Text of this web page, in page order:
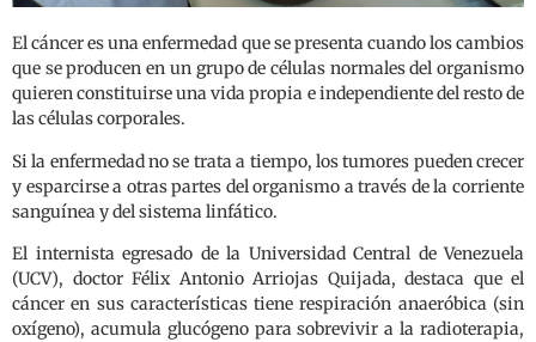
El cáncer es una enfermedad que se presenta cuando los cambios
que se producen en un grupo de células normales del organismo
quieren constituirse una vida propia e independiente del resto de
las células corporales.
Si la enfermedad no se trata a tiempo, los tumores pueden crecer
y esparcirse a otras partes del organismo a través de la corriente
sanguínea y del sistema linfático.
El internista egresado de la Universidad Central de Venezuela
(UCV), doctor Félix Antonio Arriojas Quijada, destaca que el
cáncer en sus características tiene respiración anaeróbica (sin
oxígeno), acumula glucógeno para sobrevivir a la radioterapia,